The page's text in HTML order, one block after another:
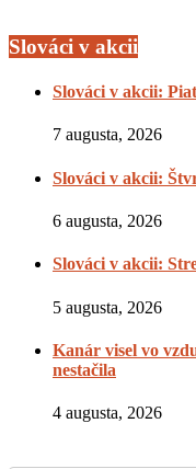
Slováci v akcii
Slováci v akcii:
7 augusta, 2026
Slováci v akcii:
6 augusta, 2026
Slováci v akcii:
5 augusta, 2026
Kanár visel vo
nestačila
4 augusta, 2026